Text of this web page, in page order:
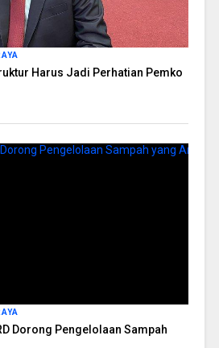
Harus Jadi Perhatian Pemko
Dorong Pengelolaan Sampah